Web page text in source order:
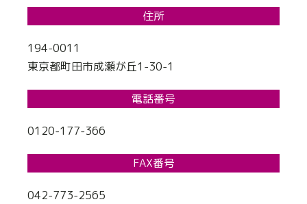
住所
194-0011
東京都町田市成瀬が丘1-30-1
電話番号
0120-177-366
FAX番号
042-773-2565